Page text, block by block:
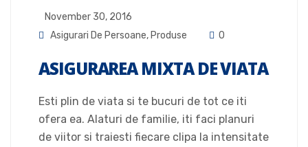
November 30, 2016
Asigurari De Persoane, Produse 0
ASIGURAREA MIXTA DE VIATA
Esti plin de viata si te bucuri de tot ce iti
ofera ea. Alaturi de familie, iti faci planuri
de viitor si traiesti fiecare clipa la intensitate